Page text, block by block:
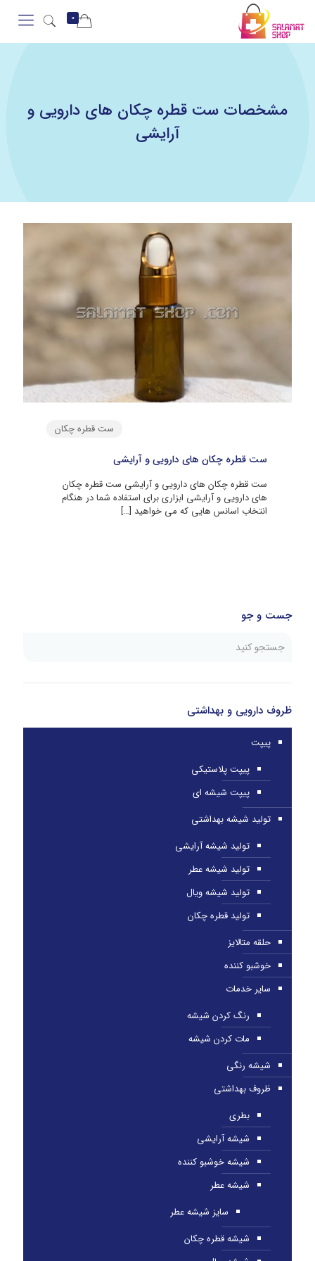
0
مشخصات ست قطره چکان های دارویی و
آرایشی
ست قطره چکان
ست قطره چکان های دارویی و آرایشی
ست قطره چکان های دارویی و آرایشی ست قطره چکان
های دارویی و آرایشی ابزاری برای استفاده شما در هنگام
انتخاب اسانس هایی که می خواهید […]
جست و جو
ظروف دارویی و بهداشتی
پیپت
پیپت پلاستیکی
پیپت شیشه ای
تولید شیشه بهداشتی
تولید شیشه آرایشی
تولید شیشه عطر
تولید شیشه ویال
تولید قطره چکان
حلقه متالایز
خوشبو کننده
سایر خدمات
رنگ کردن شیشه
مات کردن شیشه
شیشه رنگی
ظروف بهداشتی
بطری
شیشه آرایشی
شیشه خوشبو کننده
شیشه عطر
سایز شیشه عطر
شیشه قطره چکان